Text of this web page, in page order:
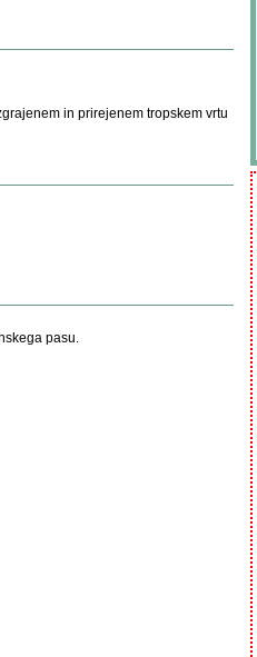
in prirejenem tropskem vrtu
pasu.